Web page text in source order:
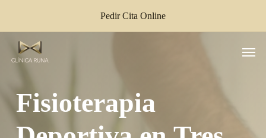
content
Pedir Cita Online
Menu
Fisioterapia